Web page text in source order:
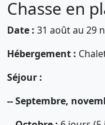
Chasse en
Date : 31 août au 29
Hébergement :
Séjour :
-- Septembre,